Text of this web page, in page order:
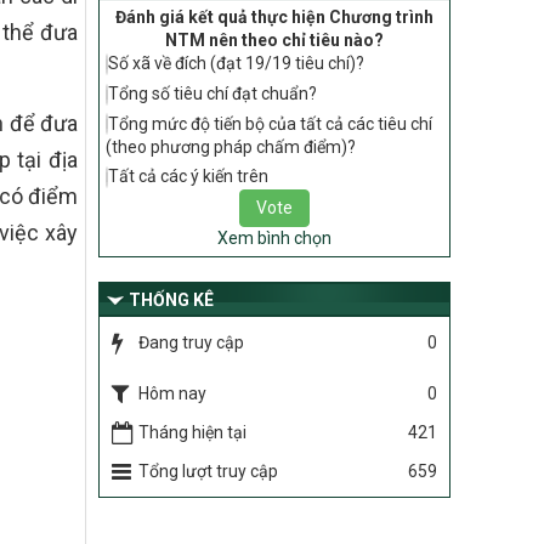
đưa
để đưa
tại địa
điểm
xây
tiêu chí, điều kiện thuộc Bộ tiêu chí quốc
gia về nông thôn mới giai đoạn 2026 –
2030 thuộc phạm vi quản lý nhà nước
của Bộ Nông nghiệp và Môi trường
417/QĐ-BNNMT
Phê duyệt Chương trình mục tiêu quốc
gia xây dựng nông thôn mới, giảm nghèo
bền vững và phát triển kinh tế – xã hội
vùng đồng bào dân tộc thiểu số và miền
núi giai đoạn 2026-2035, giai đoạn I: Từ
năm 2026 đến năm 2030
Nghị quyết số 08/2026/NQ-HĐND
Quy định nguyên tắc, tiêu chí, định mức
phân bổ ngân sách trung ương thực hiện
nông thôn mới, giảm nghèo bền vững và
phát triển kinh tế – xã hội vùng đồng bào
dân tộc thiểu số và miền núi giai đoạn
2026 – 2030 trên địa bàn tỉnh Nghệ An
Đánh giá kết quả thực hiện Chương trình
NTM nên theo chỉ tiêu nào?
Số xã về đích (đạt 19/19 tiêu chí)?
Tổng số tiêu chí đạt chuẩn?
Tổng mức độ tiến bộ của tất cả các tiêu chí
(theo phương pháp chấm điểm)?
Tất cả các ý kiến trên
Xem bình chọn
THỐNG KÊ
Đang truy cập 0
Hôm nay
0
Tháng hiện tại
421
Tổng lượt truy cập
659